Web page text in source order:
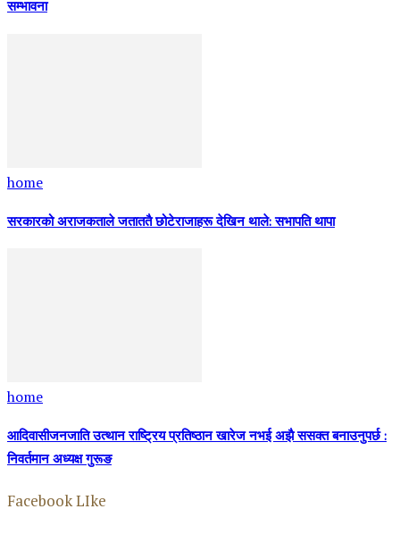
सम्भावना
home
सरकारको अराजकताले जताततै छोटेराजाहरू देखिन थाले: सभापति थापा
home
आदिवासीजनजाति उत्थान राष्ट्रिय प्रतिष्ठान खारेज नभई अझै ससक्त बनाउनुपर्छ :
निवर्तमान अध्यक्ष गुरूङ
Facebook LIke